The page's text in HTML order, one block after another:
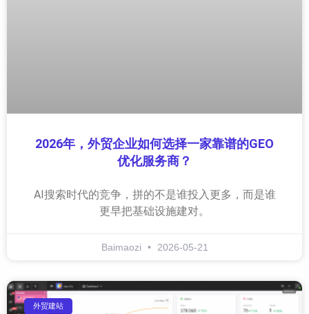
2026年，外贸企业如何选择一家靠谱的GEO
优化服务商？
AI搜索时代的竞争，拼的不是谁投入更多，而是谁
更早把基础设施建对。
Baimaozi 2026-05-21
外贸建站